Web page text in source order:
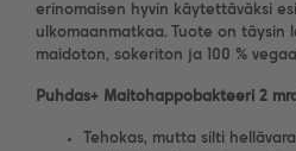
erinomaisen hyvin käytettäväksi
ulkomaanmatkaa. Tuote on täysin
maidoton, sokeriton ja 100 %
Puhdas+ Maitohappobakteeri 2
Tehokas, mutta silti